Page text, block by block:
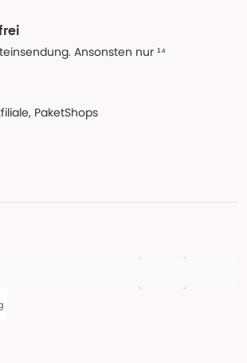
Ansonsten nur ¹⁴
PaketShops